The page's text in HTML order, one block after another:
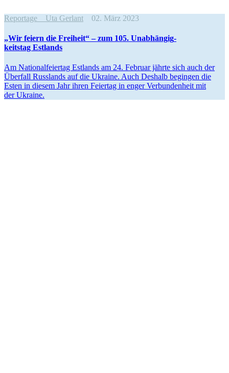
Reportage Uta Gerlant 02. März 2023
„Wir feiern die Freiheit“ – zum 105. Unabhän­gig­
keitstag Estlands
Am Natio­nal­fei­ertag Estlands am 24. Februar jährte sich auch der
Überfall Russlands auf die Ukraine. Auch Deshalb begingen die
Esten in diesem Jahr ihren Feiertag in enger Verbun­denheit mit
der Ukraine.